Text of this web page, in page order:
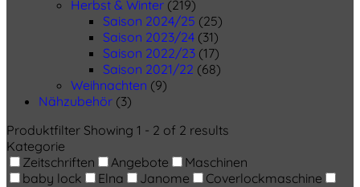
Herbst & Winter (219)
Saison 2024/25 (25)
Saison 2023/24 (31)
Saison 2022/23 (17)
Saison 2021/22 (68)
Weihnachten (9)
Nähzubehör (3)
Produktfilter Showing 1 - 2 of 2 results
Kategorie
Zeitschriften
Angebote
Maschinen
baby lock
Elna Janome
Coverlockmaschine